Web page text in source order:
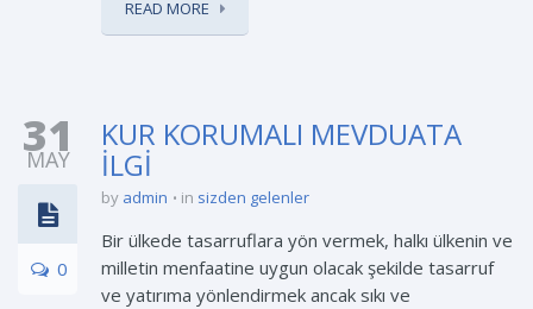
READ MORE
31
MAY
0
KUR KORUMALI MEVDUATA
İLGİ
by admin in sizden gelenler
Bir ülkede tasarruflara yön vermek, halkı ülkenin ve
milletin menfaatine uygun olacak şekilde tasarruf
ve yatırıma yönlendirmek ancak sıkı ve